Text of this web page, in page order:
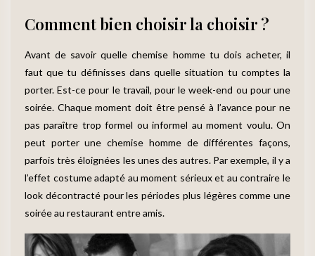
Comment bien choisir la choisir ?
Avant de savoir quelle chemise homme tu dois acheter, il
faut que tu définisses dans quelle situation tu comptes la
porter. Est-ce pour le travail, pour le week-end ou pour une
soirée. Chaque moment doit être pensé à l’avance pour ne
pas paraître trop formel ou informel au moment voulu. On
peut porter une chemise homme de différentes façons,
parfois très éloignées les unes des autres. Par exemple, il y a
l’effet costume adapté au moment sérieux et au contraire le
look décontracté pour les périodes plus légères comme une
soirée au restaurant entre amis.